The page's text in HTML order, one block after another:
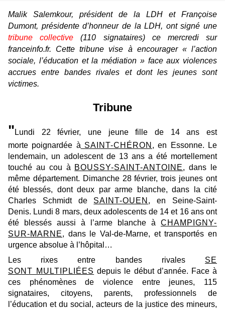
Malik Salemkour, président de la LDH et Françoise
Dumont, présidente d’honneur de la LDH, ont signé une
tribune collective (110 signataires) ce mercredi sur
franceinfo.fr. Cette tribune vise à encourager « l’action
sociale, l’éducation et la médiation » face aux violences
accrues entre bandes rivales et dont les jeunes sont
victimes.
Tribune
" Lundi 22 février, une jeune fille de 14 ans est
morte poignardée à SAINT-CHÉRON , en Essonne. Le
lendemain, un adolescent de 13 ans a été mortellement
touché au cou à BOUSSY-SAINT-ANTOINE, dans le
même département. Dimanche 28 février, trois jeunes ont
été blessés, dont deux par arme blanche, dans la cité
Charles Schmidt de SAINT-OUEN , en Seine-Saint-
Denis. Lundi 8 mars, deux adolescents de 14 et 16 ans ont
été blessés aussi à l’arme blanche à CHAMPIGNY-
SUR-MARNE, dans le Val-de-Marne, et transportés en
urgence absolue à l’hôpital…
Les rixes entre bandes rivales SE
SONT MULTIPLIÉES depuis le début d’année. Face à
ces phénomènes de violence entre jeunes, 115
signataires, citoyens, parents, professionnels de
l’éducation et du social, acteurs de la justice des mineurs,